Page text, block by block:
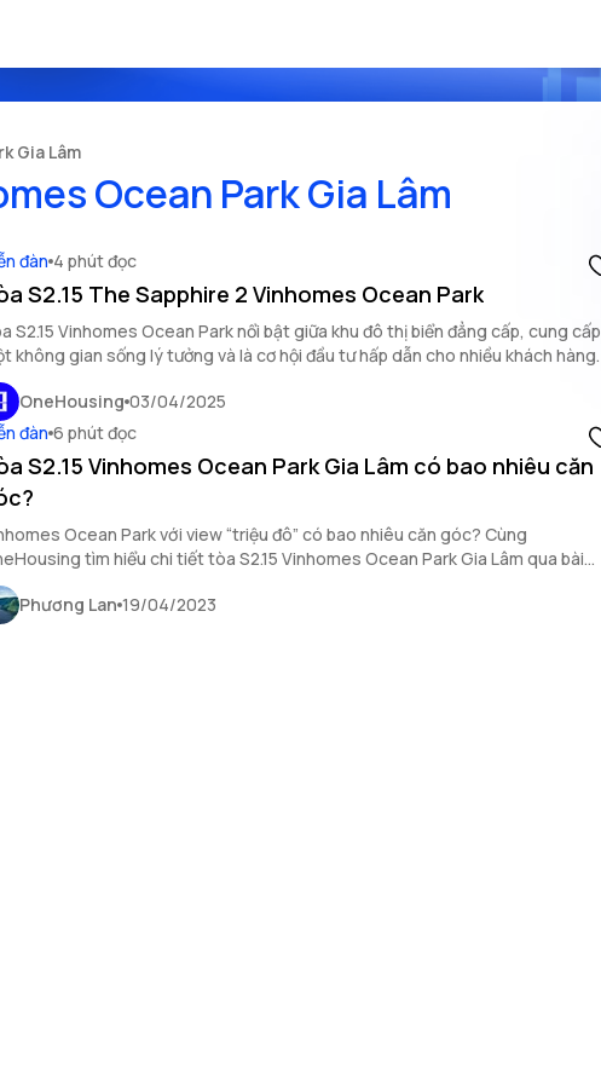
Gia Lâm
Ocean Park Gia Lâm
đàn 4 phút đọc
S2.15 The Sapphire 2 Vinhomes Ocean Park
S2.15 Vinhomes Ocean Park nổi bật giữa khu đô thị biển đẳng cấp, cung cấp
không gian sống lý tưởng và là cơ hội đầu tư hấp dẫn cho nhiều khách hàng.
OneHousing 03/04/2025
đàn 6 phút đọc
S2.15 Vinhomes Ocean Park Gia Lâm có bao nhiêu căn
Ocean Park với view “triệu đô” có bao nhiêu căn góc? Cùng
tìm hiểu chi tiết tòa S2.15 Vinhomes Ocean Park Gia Lâm qua bài
dưới đây.
Phương Lan 19/04/2023